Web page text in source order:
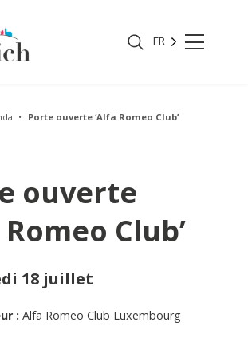
FR
Porte ouverte ‘Alfa Romeo Club’
ouverte
Club’
18 juillet
: Alfa Romeo Club Luxembourg